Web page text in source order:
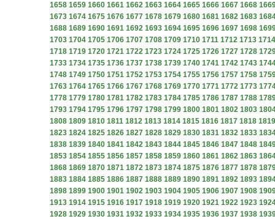
1658 1659 1660 1661 1662 1663 1664 1665 1666 1667 1668
1673 1674 1675 1676 1677 1678 1679 1680 1681 1682 1683
1688 1689 1690 1691 1692 1693 1694 1695 1696 1697 1698
1703 1704 1705 1706 1707 1708 1709 1710 1711 1712 1713 1714
1718 1719 1720 1721 1722 1723 1724 1725 1726 1727 1728
1733 1734 1735 1736 1737 1738 1739 1740 1741 1742 1743
1748 1749 1750 1751 1752 1753 1754 1755 1756 1757 1758
1763 1764 1765 1766 1767 1768 1769 1770 1771 1772 1773
1778 1779 1780 1781 1782 1783 1784 1785 1786 1787 1788
1793 1794 1795 1796 1797 1798 1799 1800 1801 1802 1803
1808 1809 1810 1811 1812 1813 1814 1815 1816 1817 1818 1819
1823 1824 1825 1826 1827 1828 1829 1830 1831 1832 1833
1838 1839 1840 1841 1842 1843 1844 1845 1846 1847 1848
1853 1854 1855 1856 1857 1858 1859 1860 1861 1862 1863
1868 1869 1870 1871 1872 1873 1874 1875 1876 1877 1878
1883 1884 1885 1886 1887 1888 1889 1890 1891 1892 1893
1898 1899 1900 1901 1902 1903 1904 1905 1906 1907 1908
1913 1914 1915 1916 1917 1918 1919 1920 1921 1922 1923
1928 1929 1930 1931 1932 1933 1934 1935 1936 1937 1938